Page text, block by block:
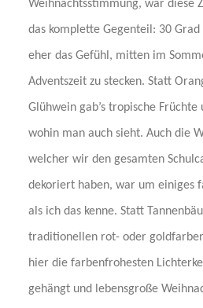
Weihnachtsstimmung, war diese
das komplette Gegenteil: 30
eher das Gefühl, mitten im
Adventszeit zu stecken. Statt
Glühwein gab’s tropische
wohin man auch sieht. Auch die
welcher wir den gesamten
dekoriert haben, war um einiges
als ich das kenne. Statt
traditionellen rot- oder
hier die farbenfrohesten
gehängt und lebensgroße